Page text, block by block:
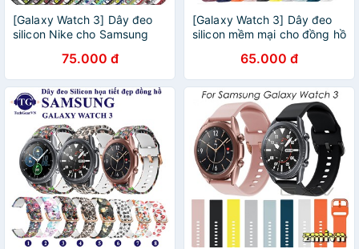
[Galaxy Watch 3] Dây đeo
silicon Nike cho Samsung
75.000 đ
[Galaxy Watch 3] Dây đeo
silicon mềm mại cho đồng hồ
65.000 đ